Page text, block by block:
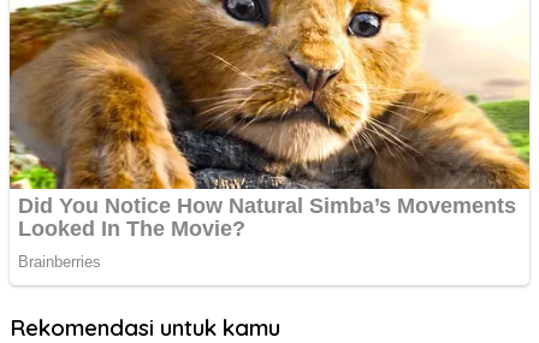
Rekomendasi untuk kamu